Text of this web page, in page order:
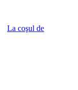
La coşul de